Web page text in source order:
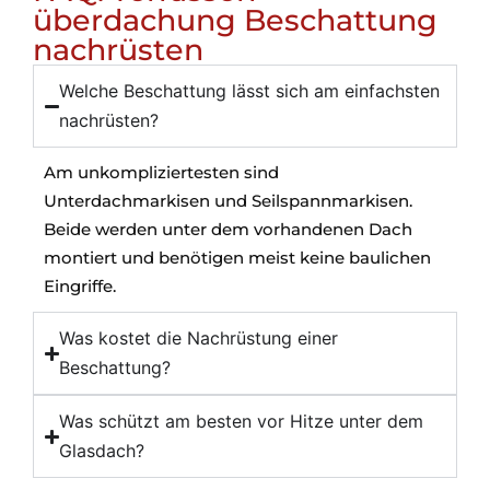
überdachung Beschattung
nachrüsten
Welche Beschattung lässt sich am einfachsten
nachrüsten?
Am unkompliziertesten sind
Unterdachmarkisen und Seilspannmarkisen.
Beide werden unter dem vorhandenen Dach
montiert und benötigen meist keine baulichen
Eingriffe.
Was kostet die Nachrüstung einer
Beschattung?
Was schützt am besten vor Hitze unter dem
Glasdach?